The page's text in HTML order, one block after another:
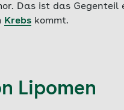
Das ist das Gegenteil
Krebs kommt.
Lipomen